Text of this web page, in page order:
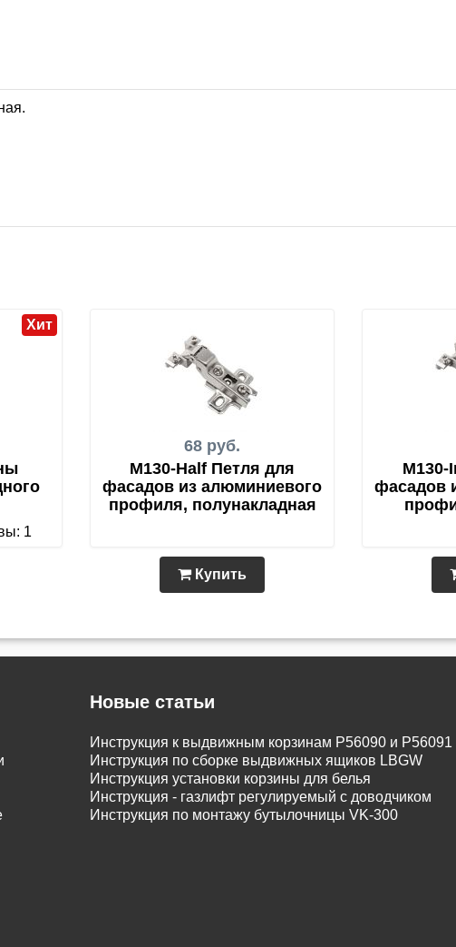
Хит
1
68 руб.
M130-Half Петля для
фасадов из алюминиевого
профиля, полунакладная
Купить
M130-
фасадов
Новые статьи
Инструкция к выдвижным корзинам P56090 и P56091
Инструкция по сборке выдвижных ящиков LBGW
Инструкция установки корзины для белья
Инструкция - газлифт регулируемый с доводчиком
Инструкция по монтажу бутылочницы VK-300